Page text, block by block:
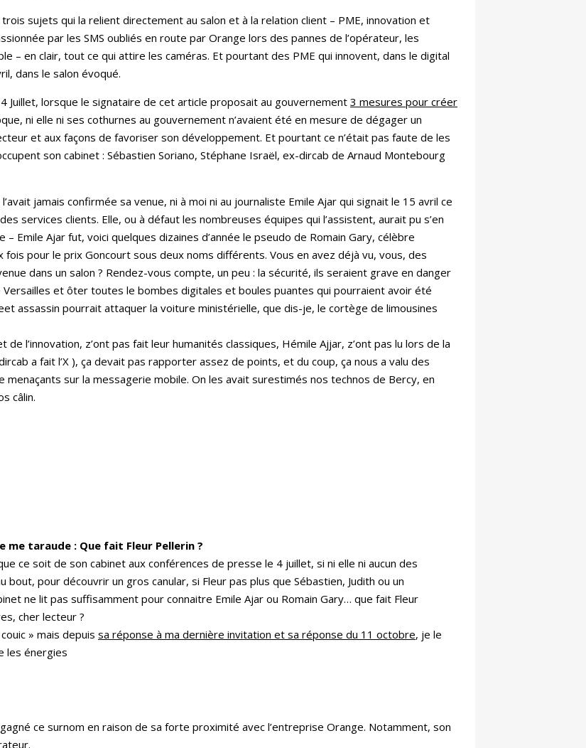
sujets qui la relient directement au salon et à la relation client – PME, innovation et
par les SMS oubliés en route par Orange lors des pannes de l’opérateur, les
– en clair, tout ce qui attire les caméras. Et pourtant des PME qui innovent, dans le digital
dans le salon évoqué.
Juillet, lorsque le signataire de cet article proposait au gouvernement3 mesures pour créer
ni elle ni ses cothurnes au gouvernement n’avaient été en mesure de dégager un
et aux façons de favoriser son développement. Et pourtant ce n’était pas faute de les
son cabinet : Sébastien Soriano, Stéphane Israël, ex-dircab de Arnaud Montebourg
jamais confirmée sa venue, ni à moi ni au journaliste Emile Ajar qui signait le 15 avril ce
services clients. Elle, ou à défaut les nombreuses équipes qui l’assistent, aurait pu s’en
Emile Ajar fut, voici quelques dizaines d’année le pseudo de Romain Gary, célèbre
pour le prix Goncourt sous deux noms différents. Vous en avez déjà vu, vous, des
dans un salon ? Rendez-vous compte, un peu : la sécurité, ils seraient grave en danger
et ôter toutes le bombes digitales et boules puantes qui pourraient avoir été
assassin pourrait attaquer la voiture ministérielle, que dis-je, le cortège de limousines
l’innovation, z’ont pas fait leur humanités classiques, Hémile Ajjar, z’ont pas lu lors de la
a fait l’X ), ça devait pas rapporter assez de points, et du coup, ça nous a valu des
sur la messagerie mobile. On les avait surestimés nos technos de Bercy, en
câlin.
me taraude : Que fait Fleur Pellerin ?
ce soit de son cabinet aux conférences de presse le 4 juillet, si ni elle ni aucun des
pour découvrir un gros canular, si Fleur pas plus que Sébastien, Judith ou un
ne lit pas suffisamment pour connaitre Emile Ajar ou Romain Gary… que fait Fleur
cher lecteur ?
» mais depuis sa réponse à ma dernière invitation et sa réponse du 11 octobre, je le
les énergies
ce surnom en raison de sa forte proximité avec l’entreprise Orange. Notamment, son